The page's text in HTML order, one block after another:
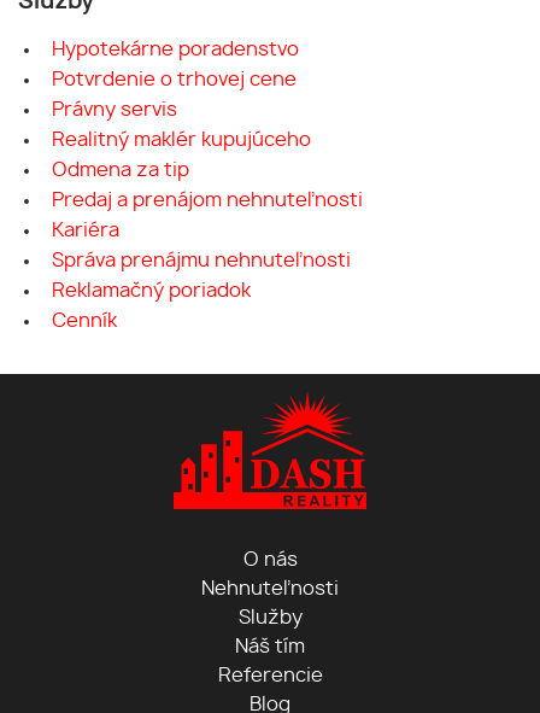
Hypotekárne poradenstvo
Potvrdenie o trhovej cene
Právny servis
Realitný maklér kupujúceho
Odmena za tip
Predaj a prenájom nehnuteľnosti
Kariéra
Správa prenájmu nehnuteľnosti
Reklamačný poriadok
Cenník
O nás
Nehnuteľnosti
Služby
Náš tím
Referencie
Blog